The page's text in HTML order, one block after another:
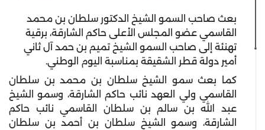
بعث صاحب السمو الشيخ الدكتور سلطان بن محمد
القاسمي عضو المجلس الأعلى حاكم الشارقة، برقية
تهنئة إلى صاحب السمو الشيخ تميم بن حمد آل ثاني
أمير دولة قطر الشقيقة بمناسبة اليوم الوطني.
كما بعث سمو الشيخ سلطان بن محمد بن سلطان
القاسمي ولي العهد نائب حاكم الشارقة، وسمو الشيخ
عبد الله بن سالم بن سلطان القاسمي نائب حاكم
الشارقة، وسمو الشيخ سلطان بن أحمد بن سلطان